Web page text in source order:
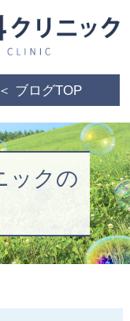
＜ ブログTOP
ックの